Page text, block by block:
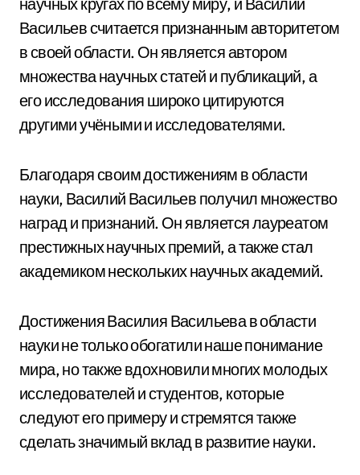
Васильев считается признанным авторитетом
в своей области. Он является автором
множества научных статей и публикаций, а
его исследования широко цитируются
другими учёными и исследователями.
Благодаря своим достижениям в области
науки, Василий Васильев получил множество
наград и признаний. Он является лауреатом
престижных научных премий, а также стал
академиком нескольких научных академий.
Достижения Василия Васильева в области
науки не только обогатили наше понимание
мира, но также вдохновили многих молодых
исследователей и студентов, которые
следуют его примеру и стремятся также
сделать значимый вклад в развитие науки.